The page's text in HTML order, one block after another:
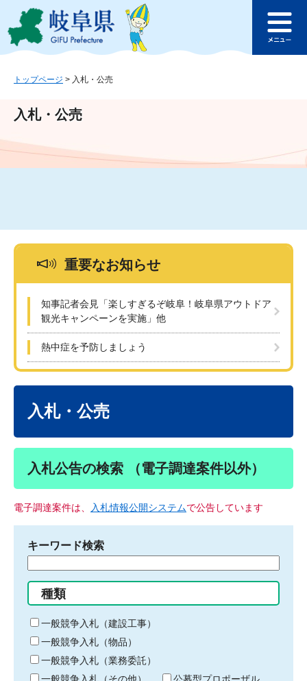
ジ
ュ
文
このページの本文へ
ュ
トップページ > 入札・公売
入札・公売
重要なお知らせ
知事記者会見「楽しすぎるぞ岐阜！岐阜県アウトドア
観光キャンペーンを実施」他
熱中症を予防しましょう
入札・公売
入札公告の検索 （電子調達案件以外）
電子調達案件は、 入札情報公開システムで公告しています
キーワード検索
る
キ
ー
ワ
ー
ド
種類
一般競争入札（建設工事）
一般競争入札（物品）
一般競争入札（業務委託）